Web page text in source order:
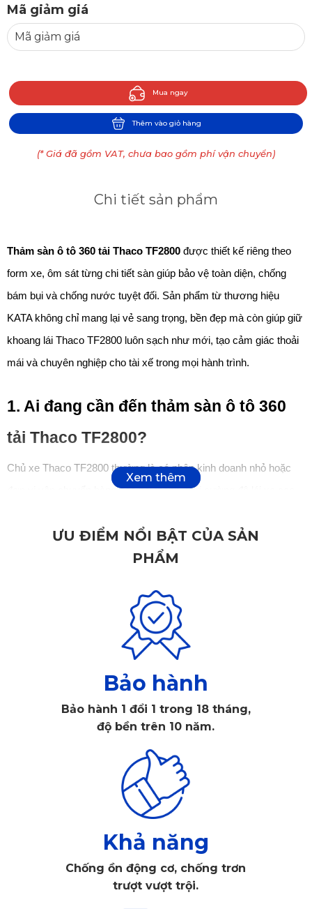
Mã giảm giá
Mua ngay
Thêm vào giỏ hàng
(* Giá đã gồm VAT, chưa bao gồm phí vận chuyển)
Chi tiết sản phẩm
Thảm sàn ô tô 360 tải Thaco TF2800 được thiết kế riêng theo
form xe, ôm sát từng chi tiết sàn giúp bảo vệ toàn diện, chống
bám bụi và chống nước tuyệt đối. Sản phẩm từ thương hiệu
KATA không chỉ mang lại vẻ sang trọng, bền đẹp mà còn giúp giữ
khoang lái Thaco TF2800 luôn sạch như mới, tạo cảm giác thoải
mái và chuyên nghiệp cho tài xế trong mọi hành trình.
1. Ai đang cần đến thảm sàn ô tô 360
tải Thaco TF2800?
Chủ xe Thaco TF2800 thường là cá nhân kinh doanh nhỏ hoặc
đơn vị vận chuyển hàng hóa nội thành. Với cường độ lái xe cao,
Cabin là không gian làm việc chính, nơi cần được giữ sạch để
cho Thaco TF2800 giúp duy trì môi trường sạch, chuyên
nghiệp và nâng tầm giá trị chiếc xe.
ƯU ĐIỂM NỔI BẬT CỦA SẢN
PHẨM
Bảo hành
Bảo hành 1 đổi 1 trong 18 tháng,
độ bền trên 10 năm.
Khả năng
Chống ồn động cơ, chống trơn
trượt vượt trội.